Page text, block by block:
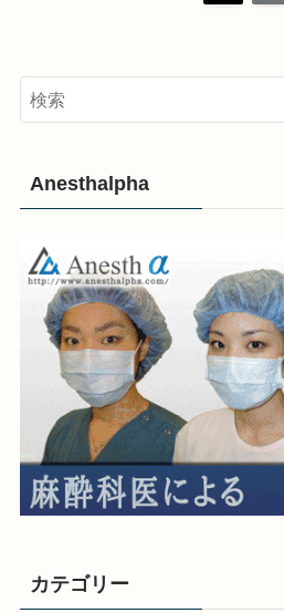
Anesthalpha
カテゴリー